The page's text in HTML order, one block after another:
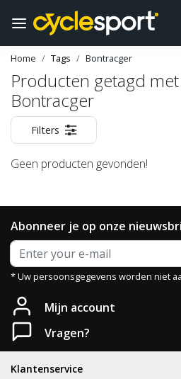
Home Tags Bontracger
Producten getagd met
Bontracger
Filters
Geen producten gevonden!
Abonneer je op onze
* Uw persoonsgegevens worden niet
Mijn account
Vragen?
Klantenservice